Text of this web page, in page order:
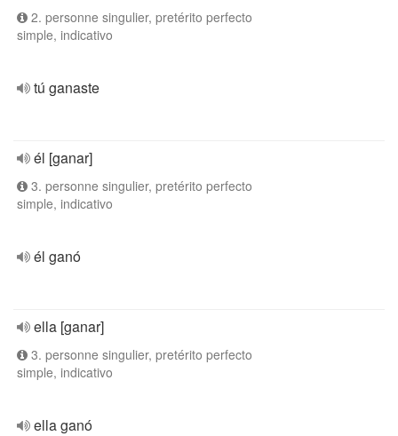
2. personne singulier, pretérito perfecto
simple, indicativo
tú ganaste
él [ganar]
3. personne singulier, pretérito perfecto
simple, indicativo
él ganó
ella [ganar]
3. personne singulier, pretérito perfecto
simple, indicativo
ella ganó